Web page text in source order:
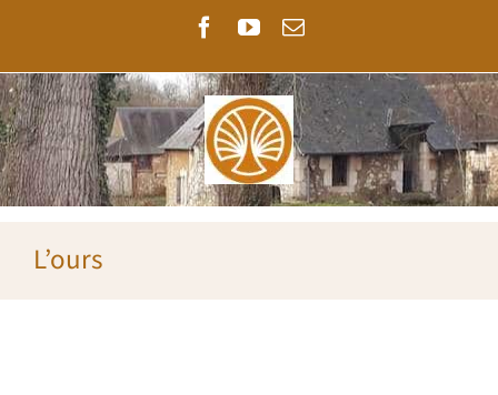
contenu
Facebook
YouTube
Email
L’ours